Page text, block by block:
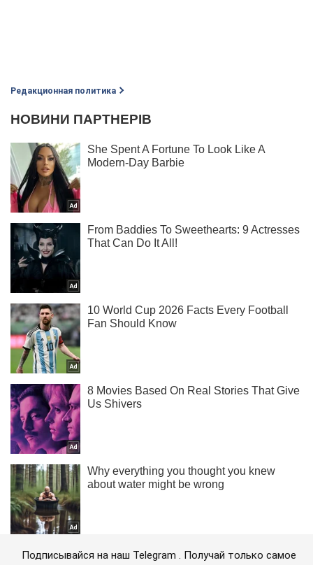
Редакционная политика
Подписывайся на наш Telegram . Получай только самое